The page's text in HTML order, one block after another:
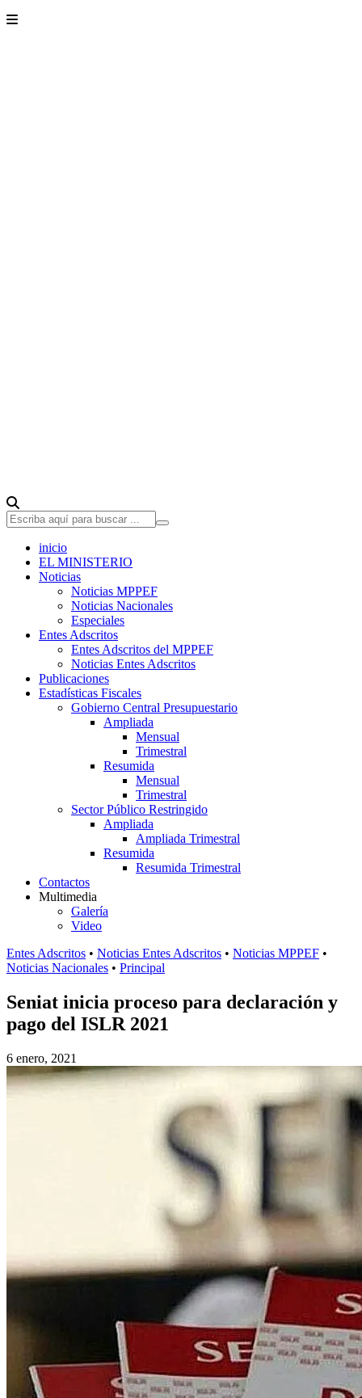
inicio
EL MINISTERIO
Noticias
Noticias MPPEF
Noticias Nacionales
Especiales
Entes Adscritos
Entes Adscritos del MPPEF
Noticias Entes Adscritos
Publicaciones
Estadísticas Fiscales
Gobierno Central Presupuestario
Ampliada
Mensual
Trimestral
Resumida
Mensual
Trimestral
Sector Público Restringido
Ampliada
Ampliada Trimestral
Resumida
Resumida Trimestral
Contactos
Multimedia
Galería
Video
Entes Adscritos • Noticias Entes Adscritos • Noticias MPPEF •
Noticias Nacionales • Principal
Seniat inicia proceso para declaración y
pago del ISLR 2021
6 enero, 2021